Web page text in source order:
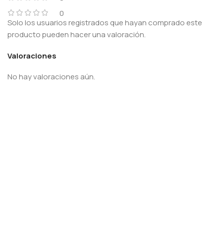
0
Valoraciones
No hay valoraciones aún.
Solo los usuarios registrados que hayan comprado este
producto pueden hacer una valoración.